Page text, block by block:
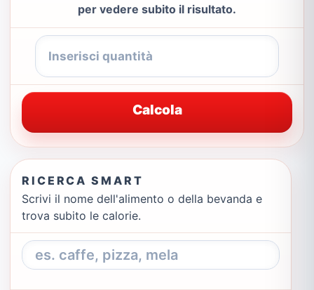
per vedere subito il risultato.
Calcola
RICERCA SMART
Scrivi il nome dell'alimento o della bevanda e
trova subito le calorie.